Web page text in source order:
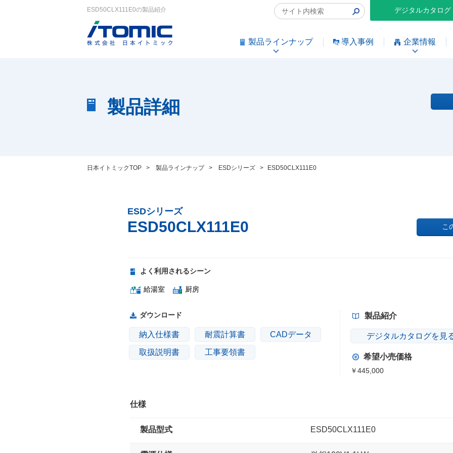
デジタルカタログ
ESD50CLX111E0の製品紹介
製品ラインナップ 導入事例 企業情報
製品詳細
日本イトミックTOP > 製品ラインナップ > ESDシリーズ > ESD50CLX111E0
ESDシリーズ
ESD50CLX111E0 こ
よく利用されるシーン
給湯室 厨房
ダウンロード
納入仕様書 耐震計算書 CADデータ
取扱説明書 工事要領書
製品紹介
デジタルカタログを見
希望小売価格
￥445,000
仕様
製品型式 ESD50CLX111E0